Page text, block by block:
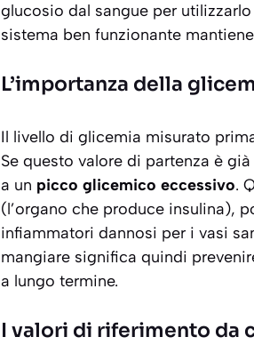
glucosio dal sangue per
sistema ben funzionante
L’importanza della
Il livello di glicemia misurato
Se questo valore di partenza è
a un picco glicemico eccessivo.
(l’organo che produce insulina),
infiammatori dannosi per i vasi
mangiare significa quindi
a lungo termine.
I valori di riferimento da